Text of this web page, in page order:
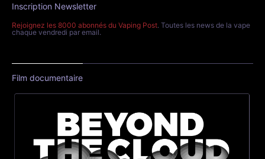
Inscription Newsletter
Rejoignez les 8000 abonnés du Vaping Post. Toutes les news de la vape
chaque vendredi par email.
Film documentaire